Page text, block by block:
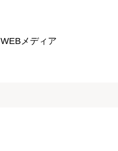
WEBメディア